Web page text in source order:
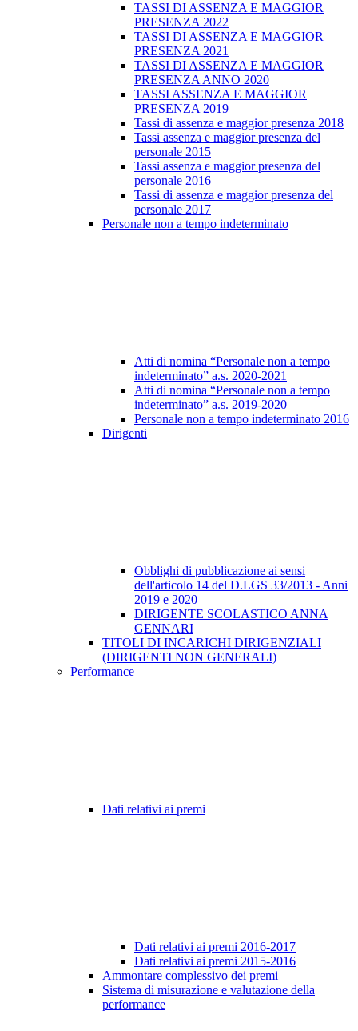
TASSI DI ASSENZA E MAGGIOR
PRESENZA 2022
TASSI DI ASSENZA E MAGGIOR
PRESENZA 2021
TASSI DI ASSENZA E MAGGIOR
PRESENZA ANNO 2020
TASSI ASSENZA E MAGGIOR
PRESENZA 2019
Tassi di assenza e maggior presenza 2018
Tassi assenza e maggior presenza del
personale 2015
Tassi assenza e maggior presenza del
personale 2016
Tassi di assenza e maggior presenza del
personale 2017
Personale non a tempo indeterminato
Atti di nomina “Personale non a tempo
indeterminato” a.s. 2020-2021
Atti di nomina “Personale non a tempo
indeterminato” a.s. 2019-2020
Personale non a tempo indeterminato 2016
Dirigenti
Obblighi di pubblicazione ai sensi
dell'articolo 14 del D.LGS 33/2013 - Anni
2019 e 2020
DIRIGENTE SCOLASTICO ANNA
GENNARI
TITOLI DI INCARICHI DIRIGENZIALI
(DIRIGENTI NON GENERALI)
Performance
Dati relativi ai premi
Dati relativi ai premi 2016-2017
Dati relativi ai premi 2015-2016
Ammontare complessivo dei premi
Sistema di misurazione e valutazione della
performance